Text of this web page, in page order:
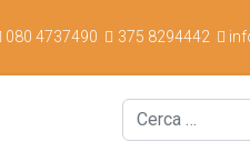
080 4737490 375 8294442
Cerca